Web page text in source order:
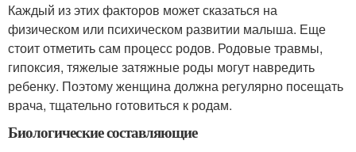
Каждый из этих факторов может сказаться на
физическом или психическом развитии малыша. Еще
стоит отметить сам процесс родов. Родовые травмы,
гипоксия, тяжелые затяжные роды могут навредить
ребенку. Поэтому женщина должна регулярно посещать
врача, тщательно готовиться к родам.
Биологические составляющие